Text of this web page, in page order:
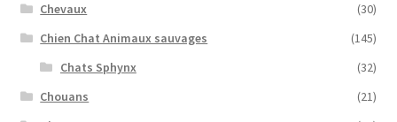
Chevaux
(30)
Chien Chat Animaux sauvages
(145)
Chats Sphynx
(32)
Chouans
(21)